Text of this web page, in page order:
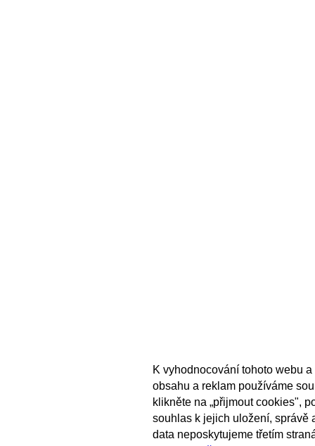
K vyhodnocování tohoto webu
obsahu a reklam používáme
klikněte na „přijmout cookies",
souhlas k jejich uložení, správě
data neposkytujeme třetím